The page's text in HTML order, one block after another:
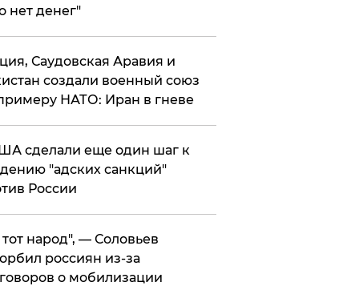
нет денег"
Саудовская Аравия и
создали военный союз
НАТО: Иран в гневе
сделали еще один шаг к
"адских санкций"
России
народ", — Соловьев
россиян из-за
о мобилизации